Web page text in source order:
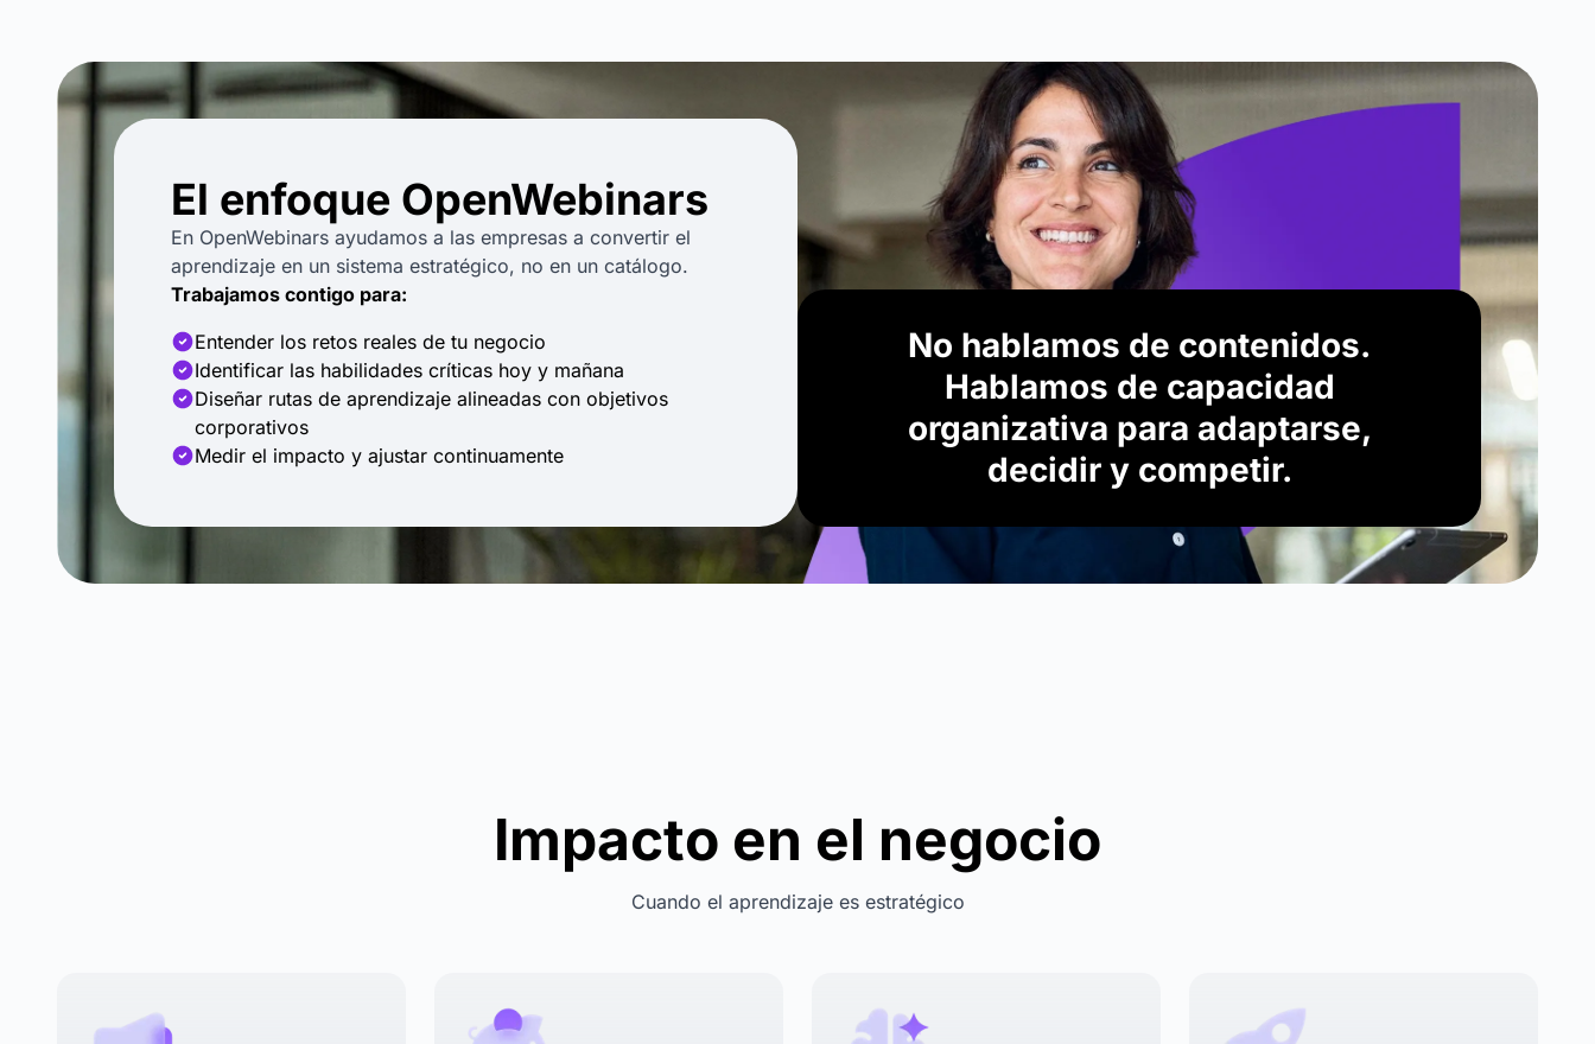
El enfoque OpenWebinars
En OpenWebinars ayudamos a las empresas a convertir el
aprendizaje en un sistema estratégico, no en un catálogo.
Trabajamos contigo para:
Entender los retos reales de tu negocio
Identificar las habilidades críticas hoy y mañana
Diseñar rutas de aprendizaje alineadas con objetivos
corporativos
Medir el impacto y ajustar continuamente
No hablamos de contenidos.
Hablamos de capacidad
organizativa para adaptarse,
decidir y competir.
Impacto en el negocio
Cuando el aprendizaje es estratégico